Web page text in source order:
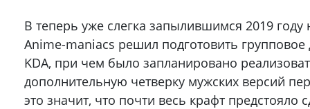
В теперь уже слегка запылившимся 2019
Anime-maniacs решил подготовить
KDA, при чем было запланировано
дополнительную четверку мужских версий
это значит, что почти весь крафт предстояло